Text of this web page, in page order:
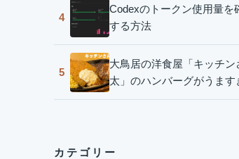
4
Codexのトークン使用量を
する方法
5
大鳥居の洋食屋「キッチン
太」のハンバーグがうます
カテゴリー